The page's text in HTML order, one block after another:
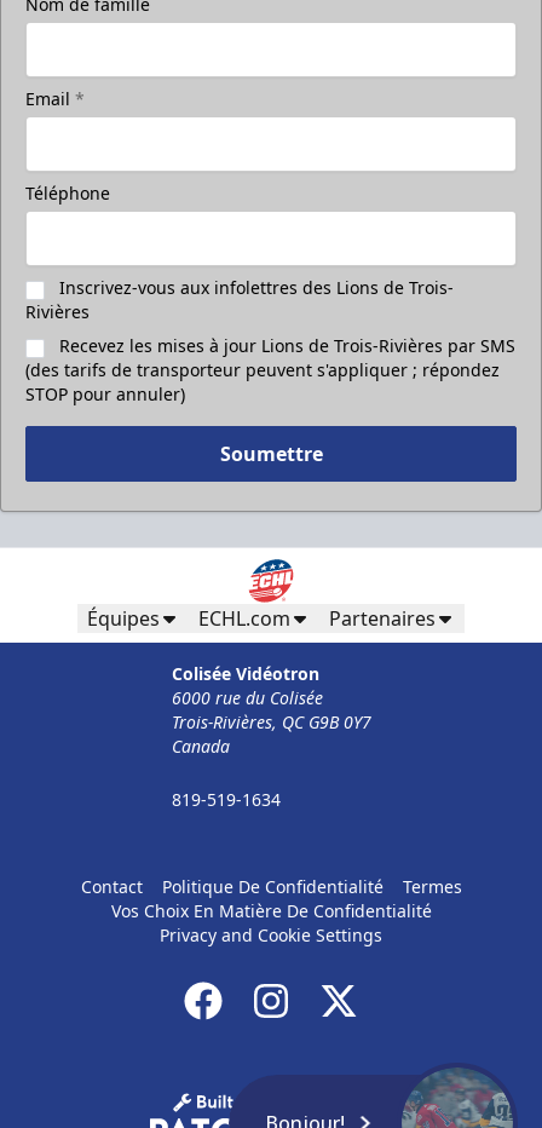
Nom de famille
Email *
Téléphone
Inscrivez-vous aux infolettres des Lions de Trois-
Rivières
Recevez les mises à jour Lions de Trois-Rivières par SMS
(des tarifs de transporteur peuvent s'appliquer ; répondez
STOP pour annuler)
Soumettre
Équipes ECHL.com Partenaires
Colisée Vidéotron
6000 rue du Colisée
Trois-Rivières, QC G9B 0Y7
Canada
819-519-1634
Contact Politique De Confidentialité
Termes
Vos Choix En Matière De Confidentialité
Privacy and Cookie Settings
Bonjour!